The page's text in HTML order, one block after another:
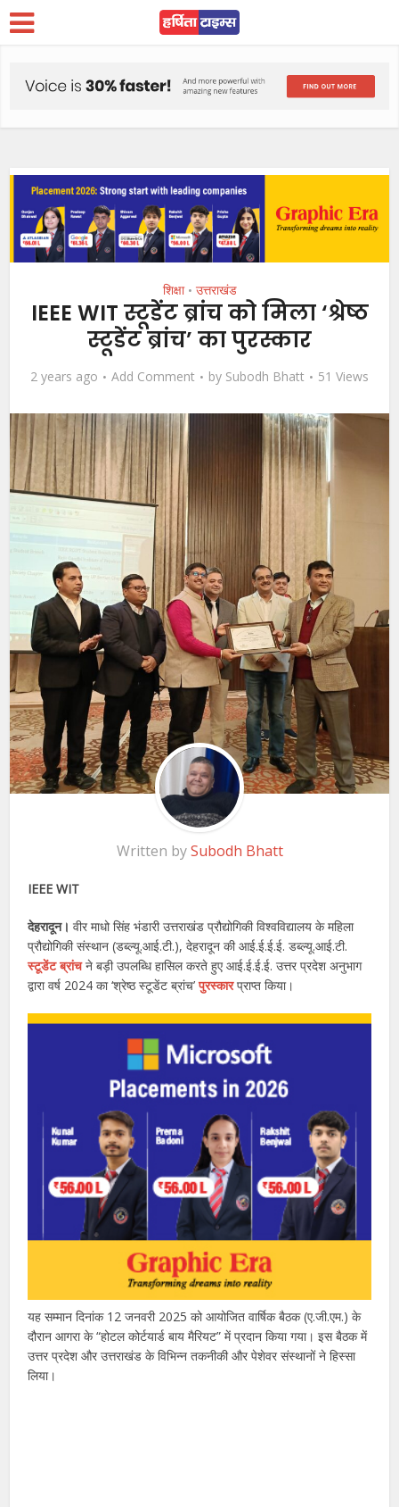
शिक्षा • उत्तराखंड
IEEE WIT स्टूडेंट ब्रांच को मिला ‘श्रेष्ठ
स्टूडेंट ब्रांच’ का पुरस्कार
2 years ago Add Comment by Subodh Bhatt 51 Views
Written bySubodh Bhatt
IEEE WIT
देहरादून। वीर माधो सिंह भंडारी उत्तराखंड प्रौद्योगिकी विश्वविद्यालय के महिला
प्रौद्योगिकी संस्थान (डब्ल्यू.आई.टी.), देहरादून की आई.ई.ई.ई. डब्ल्यू.आई.टी.
स्टूडेंट ब्रांचने बड़ी उपलब्धि हासिल करते हुए आई.ई.ई.ई. उत्तर प्रदेश अनुभाग
द्वारा वर्ष 2024 का ‘श्रेष्ठ स्टूडेंट ब्रांच’पुरस्कारप्राप्त किया।
यह सम्मान दिनांक 12 जनवरी 2025 को आयोजित वार्षिक बैठक (ए.जी.एम.) के
दौरान आगरा के “होटल कोर्टयार्ड बाय मैरियट” में प्रदान किया गया। इस बैठक में
उत्तर प्रदेश और उत्तराखंड के विभिन्न तकनीकी और पेशेवर संस्थानों ने हिस्सा
लिया।